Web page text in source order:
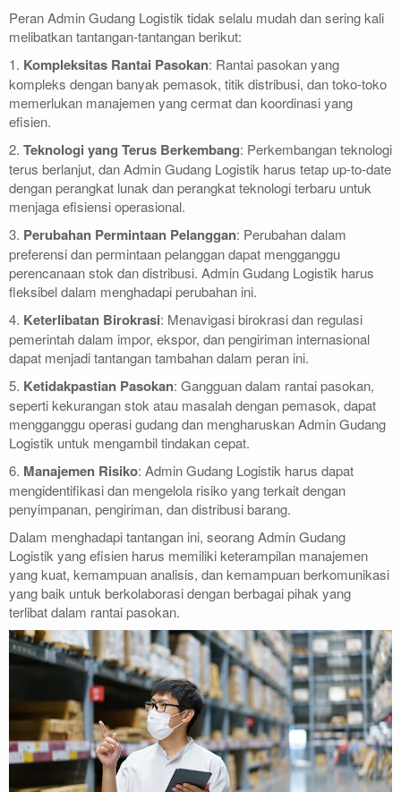
Peran Admin Gudang Logistik tidak selalu mudah dan sering kali
melibatkan tantangan-tantangan berikut:
1. Kompleksitas Rantai Pasokan: Rantai pasokan yang
kompleks dengan banyak pemasok, titik distribusi, dan toko-toko
memerlukan manajemen yang cermat dan koordinasi yang
efisien.
2. Teknologi yang Terus Berkembang: Perkembangan teknologi
terus berlanjut, dan Admin Gudang Logistik harus tetap up-to-date
dengan perangkat lunak dan perangkat teknologi terbaru untuk
menjaga efisiensi operasional.
3. Perubahan Permintaan Pelanggan: Perubahan dalam
preferensi dan permintaan pelanggan dapat mengganggu
perencanaan stok dan distribusi. Admin Gudang Logistik harus
fleksibel dalam menghadapi perubahan ini.
4. Keterlibatan Birokrasi: Menavigasi birokrasi dan regulasi
pemerintah dalam impor, ekspor, dan pengiriman internasional
dapat menjadi tantangan tambahan dalam peran ini.
5. Ketidakpastian Pasokan: Gangguan dalam rantai pasokan,
seperti kekurangan stok atau masalah dengan pemasok, dapat
mengganggu operasi gudang dan mengharuskan Admin Gudang
Logistik untuk mengambil tindakan cepat.
6. Manajemen Risiko: Admin Gudang Logistik harus dapat
mengidentifikasi dan mengelola risiko yang terkait dengan
penyimpanan, pengiriman, dan distribusi barang.
Dalam menghadapi tantangan ini, seorang Admin Gudang
Logistik yang efisien harus memiliki keterampilan manajemen
yang kuat, kemampuan analisis, dan kemampuan berkomunikasi
yang baik untuk berkolaborasi dengan berbagai pihak yang
terlibat dalam rantai pasokan.